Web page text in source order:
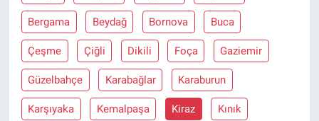
Bergama Beydağ Bornova Buca
Çeşme Çiğli Dikili Foça Gaziemir
Güzelbahçe Karabağlar Karaburun
Karşıyaka Kemalpaşa Kiraz Kınık